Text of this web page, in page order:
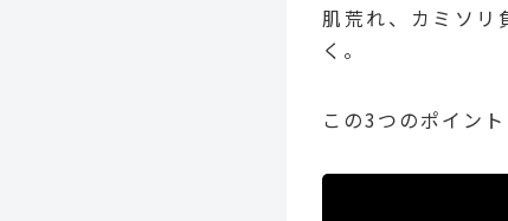
肌荒れ、カミソリ
く。
この3つのポイン